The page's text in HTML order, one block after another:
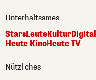
Unterhaltsames
StarsLeuteKulturDigital
Heute KinoHeute TV
Nützliches